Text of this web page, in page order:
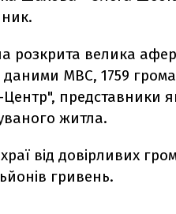
розкрита велика
даними МВС, 1759
представники
житла.
від довірливих
гривень.